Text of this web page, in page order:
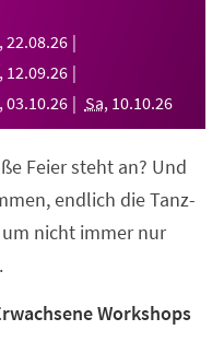
, 22.08.26
, 12.09.26
, 03.10.26 Sa, 10.10.26
Feier steht an? Und
endlich die Tanz-
nicht immer nur
Workshops